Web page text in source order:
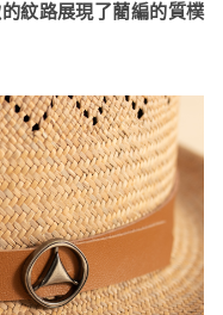
紋路展現了藺編的質樸